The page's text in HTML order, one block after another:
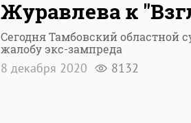
Журавлева к
Сегодня Тамбовский областной
жалобу экс-зампреда
8 декабря 2020 8132